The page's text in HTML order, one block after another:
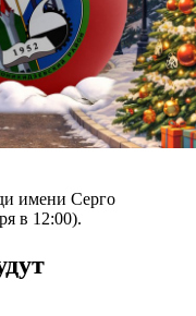
имени Серго
в 12:00).